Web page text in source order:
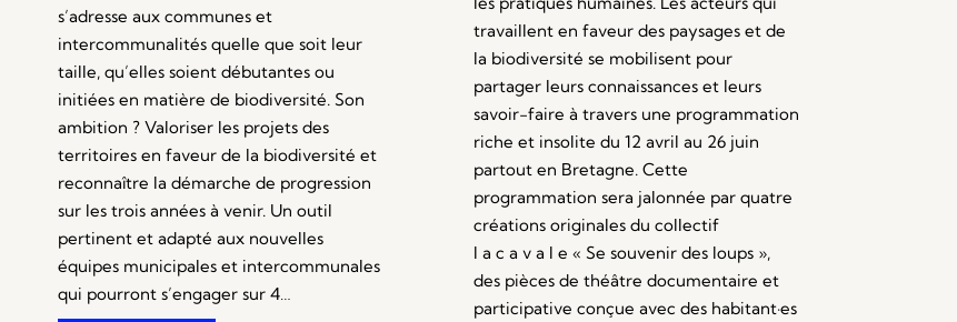
s’adresse aux communes et
intercommunalités quelle que soit leur
taille, qu’elles soient débutantes ou
initiées en matière de biodiversité. Son
ambition ? Valoriser les projets des
territoires en faveur de la biodiversité et
reconnaître la démarche de progression
sur les trois années à venir. Un outil
pertinent et adapté aux nouvelles
équipes municipales et intercommunales
qui pourront s’engager sur 4…
travaillent en faveur des paysages et de
la biodiversité se mobilisent pour
partager leurs connaissances et leurs
savoir-faire à travers une programmation
riche et insolite du 12 avril au 26 juin
partout en Bretagne. Cette
programmation sera jalonnée par quatre
créations originales du collectif
l a c a v a l e « Se souvenir des loups »,
des pièces de théâtre documentaire et
participative conçue avec des habitant·es